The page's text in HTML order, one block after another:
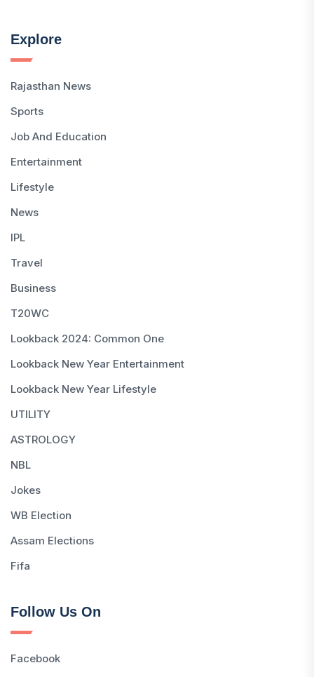
Explore
Rajasthan News
Sports
Job And Education
Entertainment
Lifestyle
News
IPL
Travel
Business
T20WC
Lookback 2024: Common One
Lookback New Year Entertainment
Lookback New Year Lifestyle
UTILITY
ASTROLOGY
NBL
Jokes
WB Election
Assam Elections
Fifa
Follow Us On
Facebook